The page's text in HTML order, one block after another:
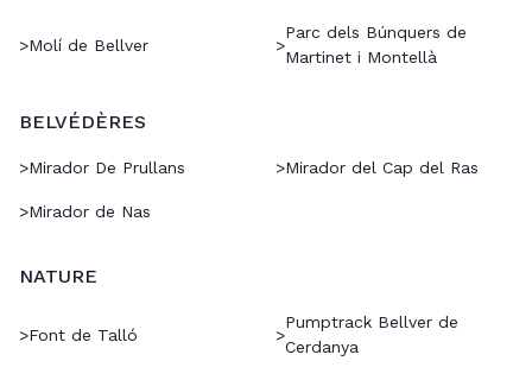
>Molí de Bellver >
Parc dels Búnquers de
Martinet i Montellà
BELVÉDÈRES
>Mirador De Prullans >Mirador del Cap del Ras
>Mirador de Nas
NATURE
>Font de Talló >
Pumptrack Bellver de
Cerdanya